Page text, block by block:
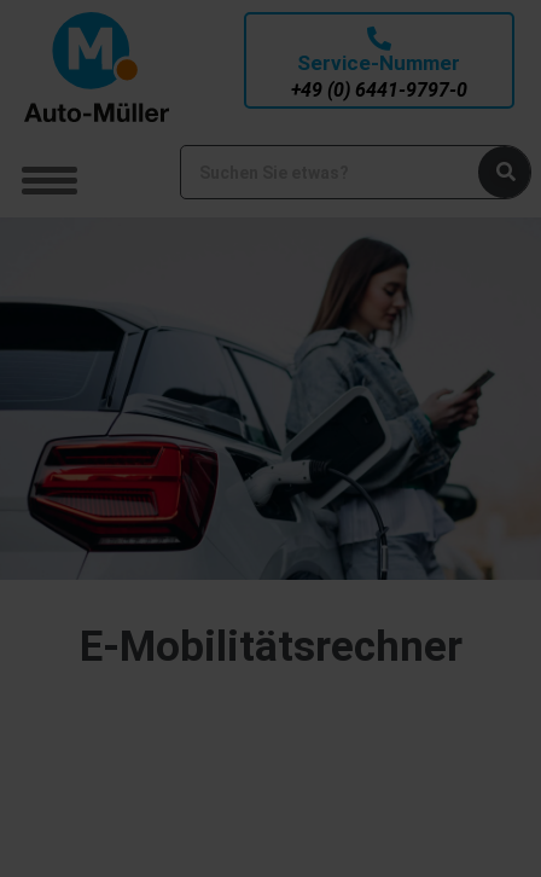
E-Mobilitätsrechner
Service-Nummer
+49 (0) 6441-9797-0